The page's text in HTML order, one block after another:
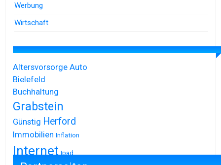
Werbung
Wirtschaft
Altersvorsorge Auto
Bielefeld
Buchhaltung
Grabstein
Günstig Herford
Immobilien Inflation
Internet Ipad